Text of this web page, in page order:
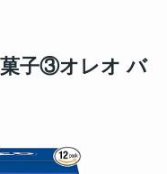
子③オレオ バ